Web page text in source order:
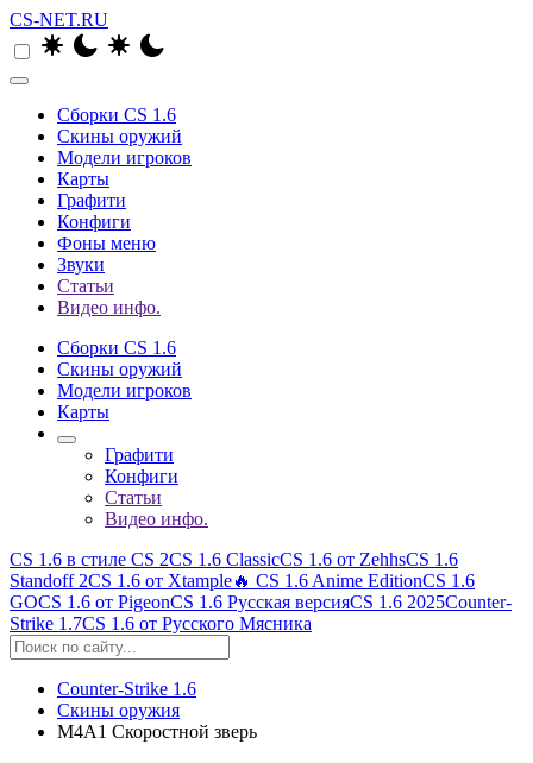
CS-NET.RU
Сборки CS 1.6
Скины оружий
Модели игроков
Карты
Графити
Конфиги
Фоны меню
Звуки
Статьи
Видео инфо.
Сборки CS 1.6
Скины оружий
Модели игроков
Карты
Графити
Конфиги
Статьи
Видео инфо.
CS 1.6 в стиле CS 2CS 1.6 ClassicCS 1.6 от ZehhsCS 1.6
Standoff 2CS 1.6 от Xtample🔥 CS 1.6 Anime EditionCS 1.6
GOCS 1.6 от PigeonCS 1.6 Русская версияCS 1.6 2025Counter-
Strike 1.7CS 1.6 от Русского Мясника
Counter-Strike 1.6
Скины оружия
М4А1 Скоростной зверь